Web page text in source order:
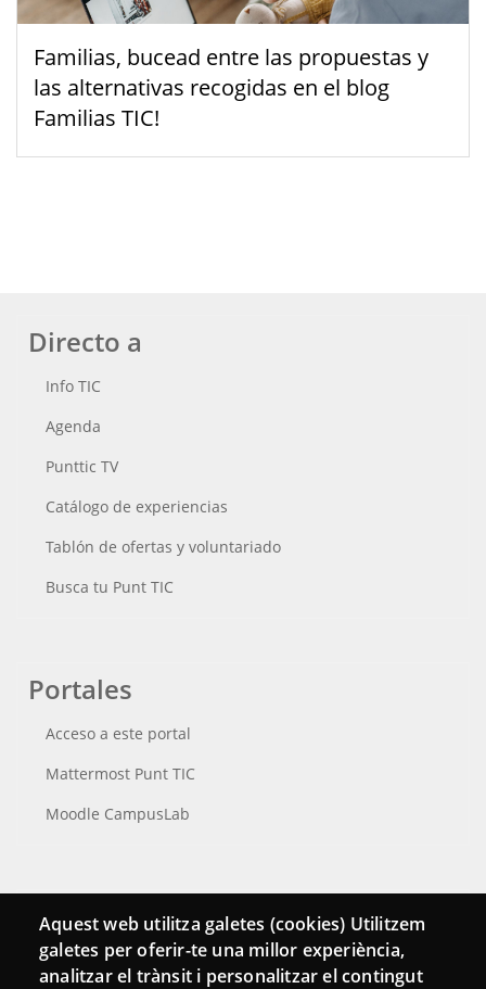
Familias, bucead entre las propuestas y
las alternativas recogidas en el blog
Familias TIC!
Directo a
Info TIC
Agenda
Punttic TV
Catálogo de experiencias
Tablón de ofertas y voluntariado
Busca tu Punt TIC
Portales
Acceso a este portal
Mattermost Punt TIC
Moodle CampusLab
Conecta
Contacto
Aquest web utilitza galetes (cookies) Utilitzem
galetes per oferir-te una millor experiència,
analitzar el trànsit i personalitzar el contingut